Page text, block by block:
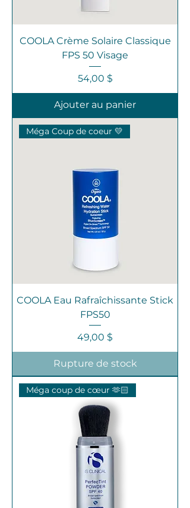
COOLA Crème Solaire Classique
FPS 50 Visage
Prix
54,00 $
Ajouter au panier
Méga Coup de coeur 💛
COOLA Eau Rafraîchissante Stick
FPS50
Prix
49,00 $
Rupture de stock
Méga coup de cœur 🫶🏻